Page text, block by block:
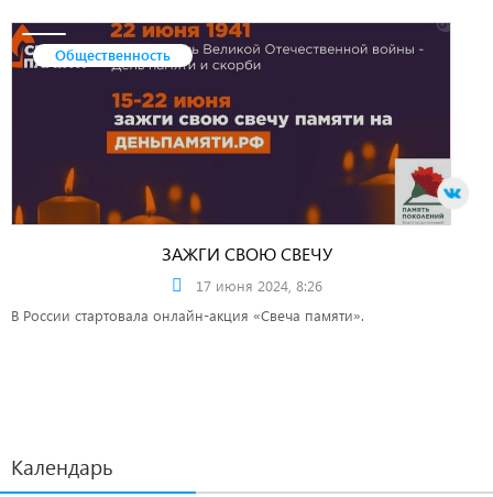
Общественность
ЗАЖГИ СВОЮ СВЕЧУ
17 июня 2024, 8:26
В России стартовала онлайн-акция «Свеча памяти».
Календарь